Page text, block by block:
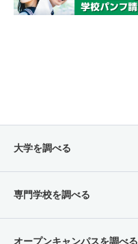
大学を調べる
専門学校を調べる
オープンキャンパスを調べる